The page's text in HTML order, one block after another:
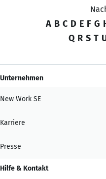
A B C D E F G
Q R S T
Unternehmen
New Work SE
Karriere
Presse
Hilfe & Kontakt